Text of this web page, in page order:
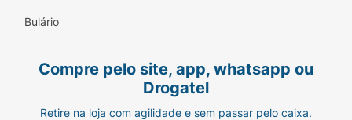
Bulário
Compre pelo site, app, whatsapp ou
Drogatel
Retire na loja com agilidade e sem passar pelo caixa.